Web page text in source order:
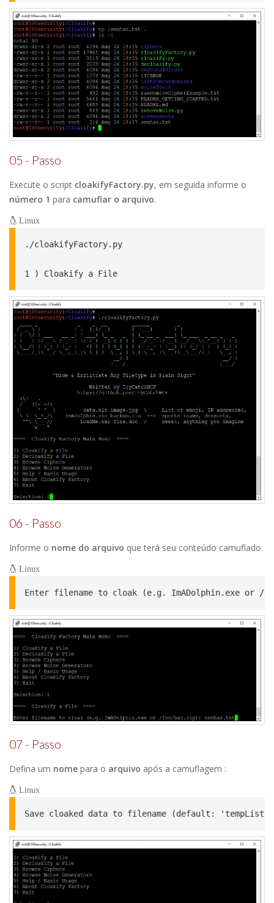
05 - Passo
Execute o script cloakifyFactory.py, em seguida informe o
número 1 para camuflar o arquivo.
Linux
./cloakifyFactory.py
1 ) Cloakify a File
06 - Passo
Informe o nome do arquivo que terá seu conteúdo camuflado.
Linux
Enter filename to cloak (e.g. ImADolphin.exe or /
07 - Passo
Defina um nome para o arquivo após a camuflagem :
Linux
Save cloaked data to filename (default: